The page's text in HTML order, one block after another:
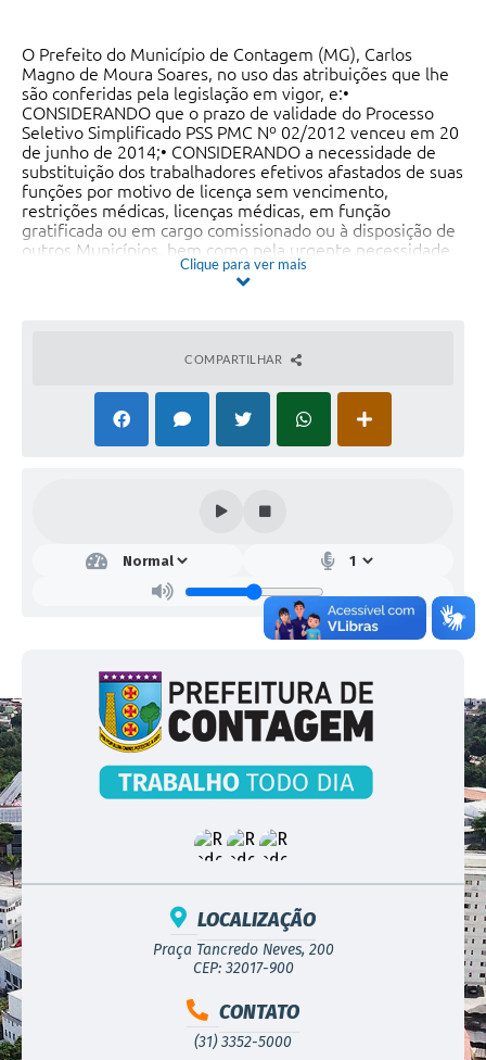
O Prefeito do Município de Contagem (MG), Carlos
Magno de Moura Soares, no uso das atribuições que lhe
são conferidas pela legislação em vigor, e:•
CONSIDERANDO que o prazo de validade do Processo
Seletivo Simplificado PSS PMC Nº 02/2012 venceu em 20
de junho de 2014;• CONSIDERANDO a necessidade de
substituição dos trabalhadores efetivos afastados de suas
funções por motivo de licença sem vencimento,
restrições médicas, licenças médicas, em função
gratificada ou em cargo comissionado ou à disposição de
outros Municípios, bem como pela urgente necessidade
da administração direta do Poder Executivo de Contagem
em manter o atendimento à educação pública no
inscrições para o Processo Seletivo Simplificado visando a
excepcional interesse público, em caráter de urgência,
conforme estabelece o artigo 37, inciso IX, da
Constituição da República Federativa do Brasil, para o
Município de Contagem, nos termos da legislação
vigente, e ainda de acordo com as normas estabelecidas
ligue (31)3356-6371 ou mande e-mail para:
funec.concurso@gmail.com
Taxa de Inscrição:
Processo Seletivo Simplificado Pref.M.Contagem-
Secr.M.Educação- Edital 01/2015
Clique para ver mais
COMPARTILHAR
LOCALIZAÇÃO
Praça Tancredo Neves, 200
CEP: 32017-900
CONTATO
(31) 3352-5000